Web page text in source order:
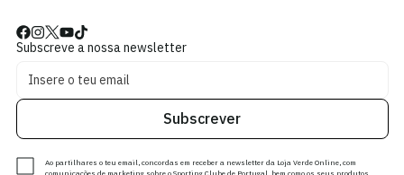
Subscreve a nossa newsletter
Subscrever
Ao partilhares o teu email, concordas em receber a newsletter da Loja Verde Online, com
comunicações de marketing sobre o Sporting Clube de Portugal, bem como os seus produtos